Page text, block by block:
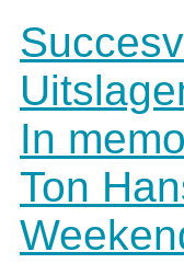
In
Ton